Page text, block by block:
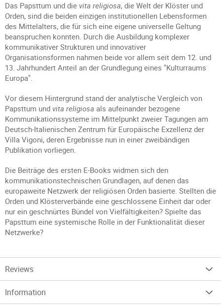
Das Papsttum und die vita religiosa, die Welt der Klöster und
Orden, sind die beiden einzigen institutionellen Lebensformen
des Mittelalters, die für sich eine eigene universelle Geltung
beanspruchen konnten. Durch die Ausbildung komplexer
kommunikativer Strukturen und innovativer
Organisationsformen nahmen beide vor allem seit dem 12. und
13. Jahrhundert Anteil an der Grundlegung eines "Kulturraums
Europa".
Vor diesem Hintergrund stand der analytische Vergleich von
Papsttum und vita religiosa als aufeinander bezogene
Kommunikationssysteme im Mittelpunkt zweier Tagungen am
Deutsch-Italienischen Zentrum für Europäische Exzellenz der
Villa Vigoni, deren Ergebnisse nun in einer zweibändigen
Publikation vorliegen.
Die Beiträge des ersten E-Books widmen sich den
kommunikationstechnischen Grundlagen, auf denen das
europaweite Netzwerk der religiösen Orden basierte. Stellten die
Orden und Klösterverbände eine geschlossene Einheit dar oder
nur ein geschnürtes Bündel von Vielfältigkeiten? Spielte das
Papsttum eine systemische Rolle in der Funktionalität dieser
Netzwerke?
Reviews
Information